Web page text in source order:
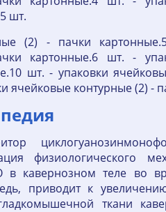
шт.
(2) - пачки
картонные.6 шт. -
шт. - упаковки
ячейковые контурные (2) -
физиологического
кавернозном теле во
приводит к
ткани